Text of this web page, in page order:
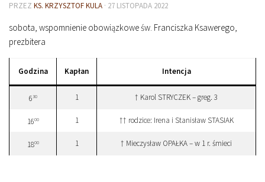
PRZEZ KS. KRZYSZTOF KULA · 27 LISTOPADA 2022
sobota, wspomnienie obowiązkowe św. Franciszka Ksawerego,
prezbitera
Godzina Kapłan Intencja
630 1 † Karol STRYCZEK – greg. 3
1600 1 †† rodzice: Irena i Stanisław STASIAK
1800 1 † Mieczysław OPAŁKA – w 1 r. śmieci